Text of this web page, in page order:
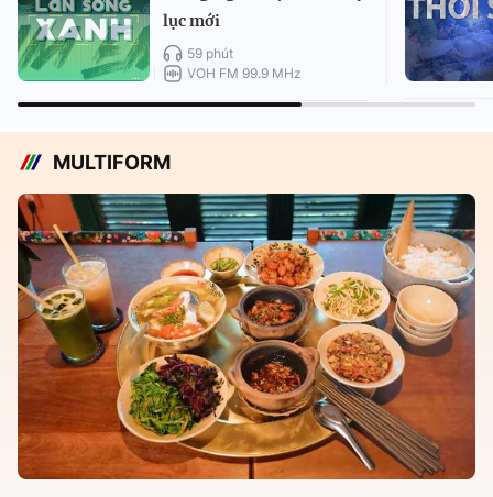
lục mới
59 phút
VOH FM 99.9 MHz
MULTIFORM